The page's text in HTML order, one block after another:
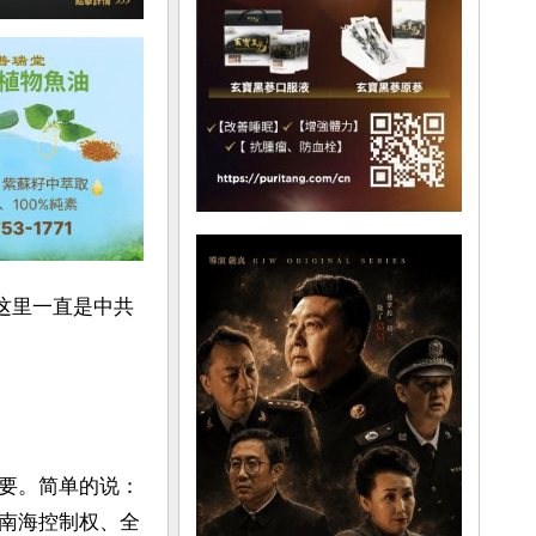
里一直是中共
。简单的说：
海控制权、全